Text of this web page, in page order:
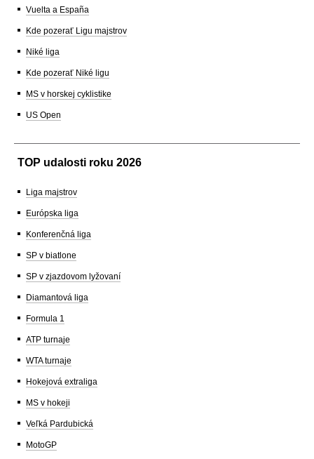
Vuelta a España
Kde pozerať Ligu majstrov
Niké liga
Kde pozerať Niké ligu
MS v horskej cyklistike
US Open
TOP udalosti roku 2026
Liga majstrov
Európska liga
Konferenčná liga
SP v biatlone
SP v zjazdovom lyžovaní
Diamantová liga
Formula 1
ATP turnaje
WTA turnaje
Hokejová extraliga
MS v hokeji
Veľká Pardubická
MotoGP